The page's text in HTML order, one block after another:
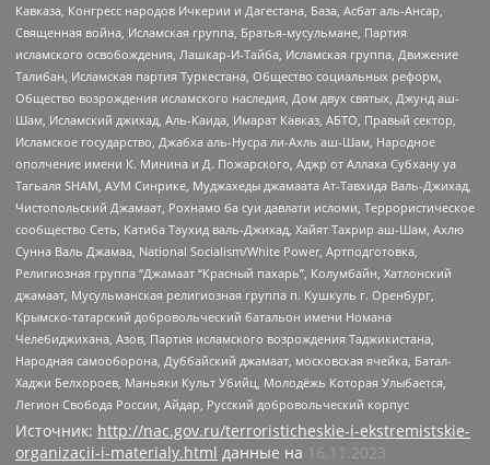
Кавказа, Конгресс народов Ичкерии и Дагестана, База, Асбат аль-Ансар,
Священная война, Исламская группа, Братья-мусульмане, Партия
исламского освобождения, Лашкар-И-Тайба, Исламская группа, Движение
Талибан, Исламская партия Туркестана, Общество социальных реформ,
Общество возрождения исламского наследия, Дом двух святых, Джунд аш-
Шам, Исламский джихад, Аль-Каида, Имарат Кавказ, АБТО, Правый сектор,
Исламское государство, Джабха аль-Нусра ли-Ахль аш-Шам, Народное
ополчение имени К. Минина и Д. Пожарского, Аджр от Аллаха Субхану уа
Тагьаля SHAM, АУМ Синрике, Муджахеды джамаата Ат-Тавхида Валь-Джихад,
Чистопольский Джамаат, Рохнамо ба суи давлати исломи, Террористическое
сообщество Сеть, Катиба Таухид валь-Джихад, Хайят Тахрир аш-Шам, Ахлю
Сунна Валь Джамаа, National Socialism/White Power, Артподготовка,
Религиозная группа “Джамаат “Красный пахарь”, Колумбайн, Хатлонский
джамаат, Мусульманская религиозная группа п. Кушкуль г. Оренбург,
Крымско-татарский добровольческий батальон имени Номана
Челебиджихана, Азов, Партия исламского возрождения Таджикистана,
Народная самооборона, Дуббайский джамаат, московская ячейка, Батал-
Хаджи Белхороев, Маньяки Культ Убийц, Молодёжь Которая Улыбается,
Легион Свобода России, Айдар, Русский добровольческий корпус
Источник: http://nac.gov.ru/terroristicheskie-i-ekstremistskie-
organizacii-i-materialy.html данные на 16.11.2023